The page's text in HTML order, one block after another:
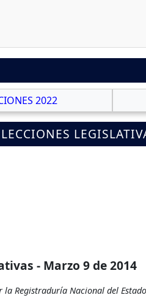
2022
- Marzo 9 de 2014
Registraduría Nacional del